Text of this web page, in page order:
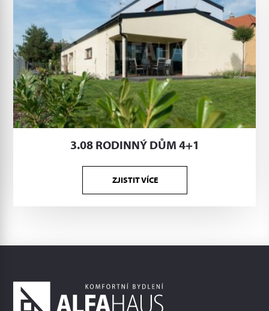
3.08 RODINNÝ DŮM 4+1
ZJISTIT VÍCE